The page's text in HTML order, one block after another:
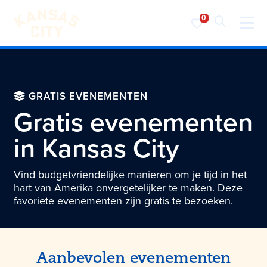
Bezoek KC
GRATIS EVENEMENTEN
Gratis evenementen
in Kansas City
Vind budgetvriendelijke manieren om je tijd in het
hart van Amerika onvergetelijker te maken. Deze
favoriete evenementen zijn gratis te bezoeken.
Aanbevolen evenementen